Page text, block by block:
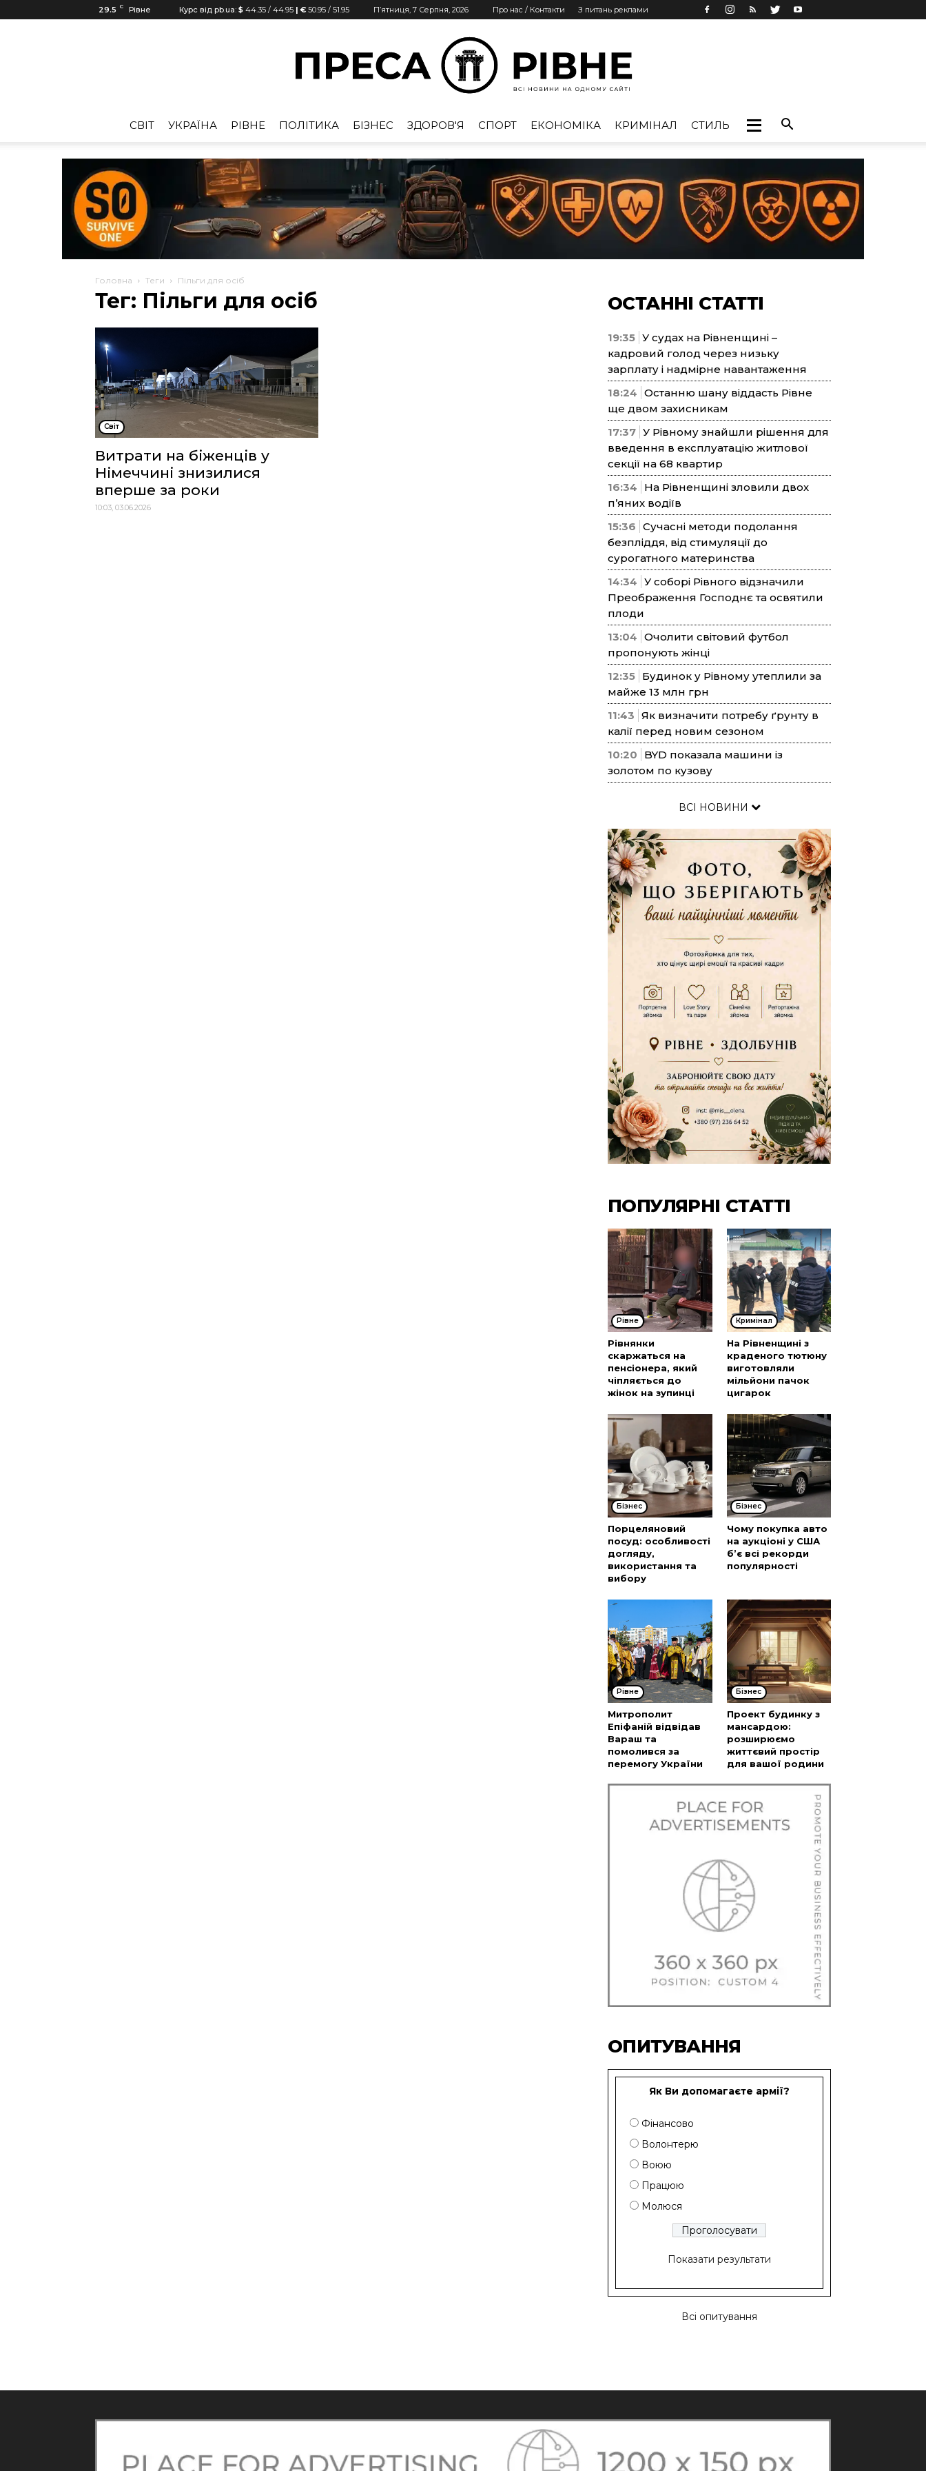
29.5 C Рівне Курс від pb.ua: $ 44.35 / 44.95 | € 50.95 / 51.95 П’ятниця, 7 Серпня, 2026 Про нас / Контакти З питань реклами
Рівне
CВІТ УКРАЇНА РІВНЕ ПОЛІТИКА БІЗНЕС ЗДОРОВ'Я СПОРТ ЕКОНОМІКА КРИМІНАЛ СТИЛЬ
Головна Теги Пільги для осіб
Тег: Пільги для осіб
Cвіт
Витрати на біженців у
Німеччині знизилися
вперше за роки
10:03, 03.06.2026
ОСТАННІ СТАТТІ
19:35 У судах на Рівненщині –
кадровий голод через низьку
зарплату і надмірне навантаження
18:24 Останню шану віддасть Рівне
ще двом захисникам
17:37 У Рівному знайшли рішення для
введення в експлуатацію житлової
секції на 68 квартир
16:34
На Рівненщині зловили двох
п’яних водіїв
15:36 Сучасні методи подолання
безпліддя, від стимуляції до
сурогатного материнства
14:34 У соборі Рівного відзначили
Преображення Господнє та освятили
плоди
13:04 Очолити світовий футбол
пропонують жінці
12:35 Будинок у Рівному утеплили за
майже 13 млн грн
11:43 Як визначити потребу ґрунту в
калії перед новим сезоном
10:20
BYD показала машини із
золотом по кузову
ВСІ НОВИНИ
ПОПУЛЯРНІ СТАТТІ
Рівне
Рівнянки
скаржаться на
пенсіонера, який
чіпляється до
жінок на зупинці
Кримінал
На Рівненщині з
краденого тютюну
виготовляли
мільйони пачок
цигарок
Бізнес
Порцеляновий
посуд: особливості
догляду,
використання та
вибору
Бізнес
Чому покупка авто
на аукціоні у США
б’є всі рекорди
популярності
Рівне
Митрополит
Епіфаній відвідав
Вараш та
помолився за
перемогу України
Бізнес
Проект будинку з
мансардою:
розширюємо
життєвий простір
для вашої родини
ОПИТУВАННЯ
Як Ви допомагаєте армії?
Фінансово
Волонтерю
Воюю
Працюю
Молюся
Показати результати
Всі опитування